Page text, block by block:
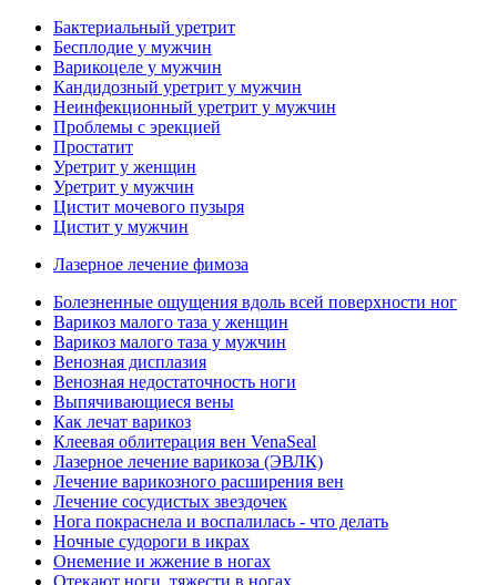
Бактериальный уретрит
Бесплодие у мужчин
Варикоцеле у мужчин
Кандидозный уретрит у мужчин
Неинфекционный уретрит у мужчин
Проблемы с эрекцией
Простатит
Уретрит у женщин
Уретрит у мужчин
Цистит мочевого пузыря
Цистит у мужчин
Лазерное лечение фимоза
Болезненные ощущения вдоль всей поверхности ног
Варикоз малого таза у женщин
Варикоз малого таза у мужчин
Венозная дисплазия
Венозная недостаточность ноги
Выпячивающиеся вены
Как лечат варикоз
Клеевая облитерация вен VenaSeal
Лазерное лечение варикоза (ЭВЛК)
Лечение варикозного расширения вен
Лечение сосудистых звездочек
Нога покраснела и воспалилась - что делать
Ночные судороги в икрах
Онемение и жжение в ногах
Отекают ноги, тяжести в ногах